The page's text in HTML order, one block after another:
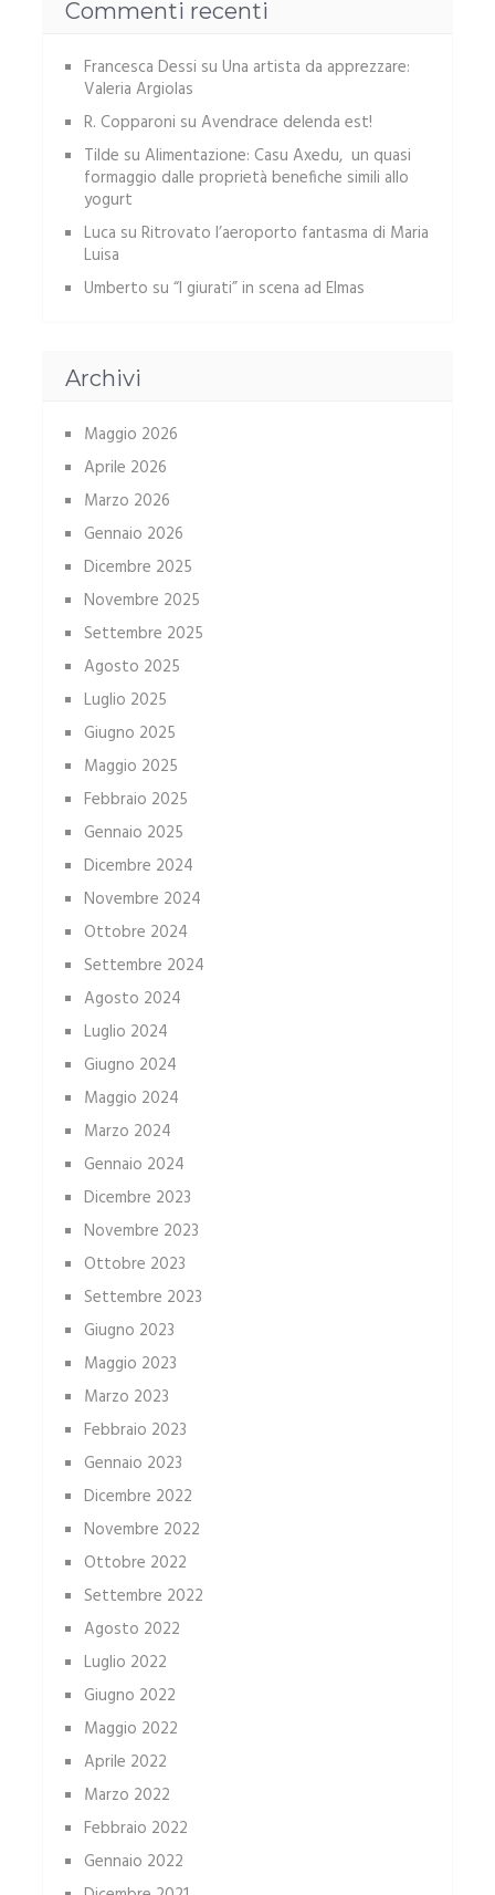
Commenti recenti
Francesca Dessi su Una artista da apprezzare:
Valeria Argiolas
R. Copparoni su Avendrace delenda est!
Tilde su Alimentazione: Casu Axedu, un quasi
formaggio dalle proprietà benefiche simili allo
yogurt
Luca su Ritrovato l’aeroporto fantasma di Maria
Luisa
Umberto su “I giurati” in scena ad Elmas
Archivi
Maggio 2026
Aprile 2026
Marzo 2026
Gennaio 2026
Dicembre 2025
Novembre 2025
Settembre 2025
Agosto 2025
Luglio 2025
Giugno 2025
Maggio 2025
Febbraio 2025
Gennaio 2025
Dicembre 2024
Novembre 2024
Ottobre 2024
Settembre 2024
Agosto 2024
Luglio 2024
Giugno 2024
Maggio 2024
Marzo 2024
Gennaio 2024
Dicembre 2023
Novembre 2023
Ottobre 2023
Settembre 2023
Giugno 2023
Maggio 2023
Marzo 2023
Febbraio 2023
Gennaio 2023
Dicembre 2022
Novembre 2022
Ottobre 2022
Settembre 2022
Agosto 2022
Luglio 2022
Giugno 2022
Maggio 2022
Aprile 2022
Marzo 2022
Febbraio 2022
Gennaio 2022